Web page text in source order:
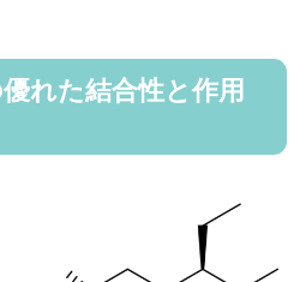
れた結合性と作用